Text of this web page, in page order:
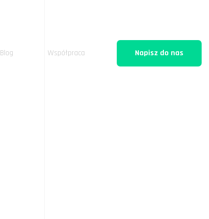
Blog Współpraca Napisz do nas